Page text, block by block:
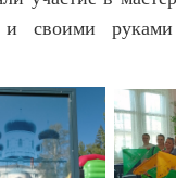
и своими